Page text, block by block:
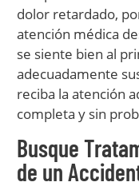
dolor retardado,
atención médica
se siente bien al
adecuadamente
reciba la atención
completa y sin
Busque
de un